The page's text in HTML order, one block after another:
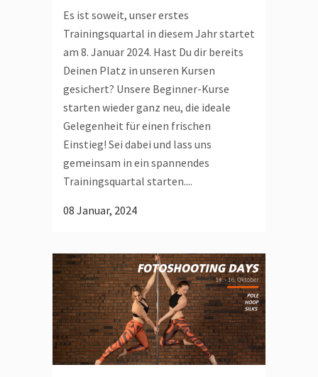
Es ist soweit, unser erstes
Trainingsquartal in diesem Jahr startet
am 8. Januar 2024. Hast Du dir bereits
Deinen Platz in unseren Kursen
gesichert? Unsere Beginner-Kurse
starten wieder ganz neu, die ideale
Gelegenheit für einen frischen
Einstieg! Sei dabei und lass uns
gemeinsam in ein spannendes
Trainingsquartal starten....
08 Januar, 2024